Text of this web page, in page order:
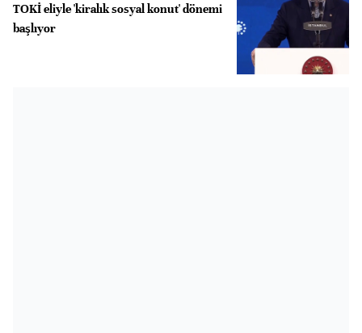
TOKİ eliyle 'kiralık sosyal konut' dönemi
başlıyor